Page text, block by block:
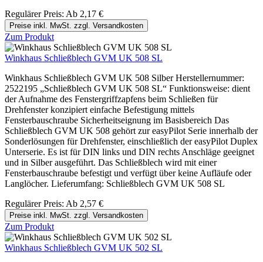
Regulärer Preis: Ab 2,17 €
Preise inkl. MwSt. zzgl. Versandkosten
Zum Produkt
Winkhaus Schließblech GVM UK 508 SL
Winkhaus Schließblech GVM UK 508 Silber Herstellernummer:
2522195 „Schließblech GVM UK 508 SL“ Funktionsweise: dient
der Aufnahme des Fenstergriffzapfens beim Schließen für
Drehfenster konzipiert einfache Befestigung mittels
Fensterbauschraube Sicherheitseignung im Basisbereich Das
Schließblech GVM UK 508 gehört zur easyPilot Serie innerhalb der
Sonderlösungen für Drehfenster, einschließlich der easyPilot Duplex
Unterserie. Es ist für DIN links und DIN rechts Anschläge geeignet
und in Silber ausgeführt. Das Schließblech wird mit einer
Fensterbauschraube befestigt und verfügt über keine Aufläufe oder
Langlöcher. Lieferumfang: Schließblech GVM UK 508 SL
Regulärer Preis: Ab 2,57 €
Preise inkl. MwSt. zzgl. Versandkosten
Zum Produkt
Winkhaus Schließblech GVM UK 502 SL